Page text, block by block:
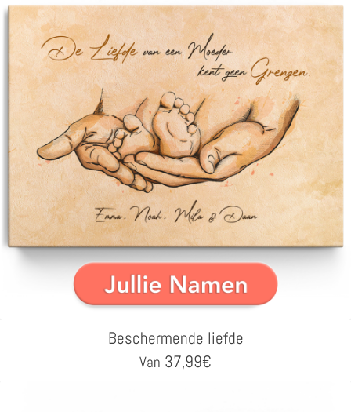
Beschermende liefde
Van 37,99€